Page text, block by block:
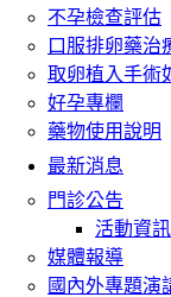
不孕檢查評估
口服排卵藥治
取卵植入手術
好孕專欄
藥物使用說明
最新消息
門診公告
活動資訊
媒體報導
國內外專題演